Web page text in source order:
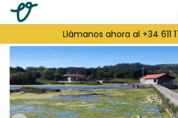
Llámanos ahora al +34 611